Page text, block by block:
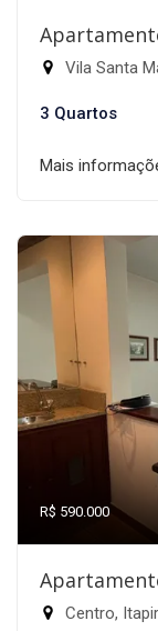
Vila Santa
3 Quartos
Mais
R$ 590.000
Centro,